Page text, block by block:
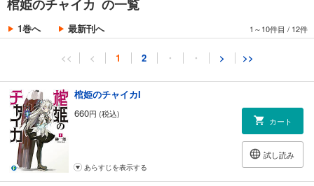
棺姫のチャイカ の一覧
1巻へ 最新刊へ 1～10件目 / 12件
<< < 1 2 ・ ・ > >>
棺姫のチャイカI
660円 (税込)
カート
試し読み
あらすじを表示する